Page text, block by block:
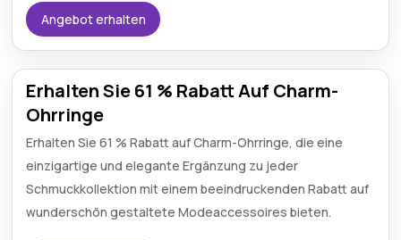
Angebot erhalten
Erhalten Sie 61 % Rabatt Auf Charm-
Ohrringe
Erhalten Sie 61 % Rabatt auf Charm-Ohrringe, die eine
einzigartige und elegante Ergänzung zu jeder
Schmuckkollektion mit einem beeindruckenden Rabatt auf
wunderschön gestaltete Modeaccessoires bieten.